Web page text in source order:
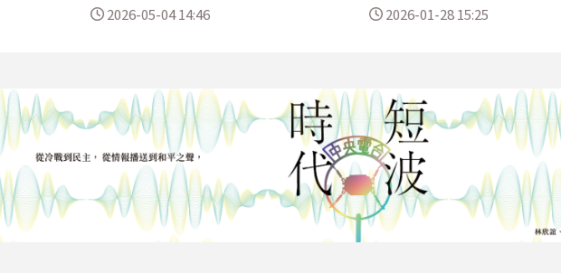
2026-05-04 14:46 2026-01-28 15:25